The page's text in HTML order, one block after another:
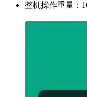
整机操作重量：